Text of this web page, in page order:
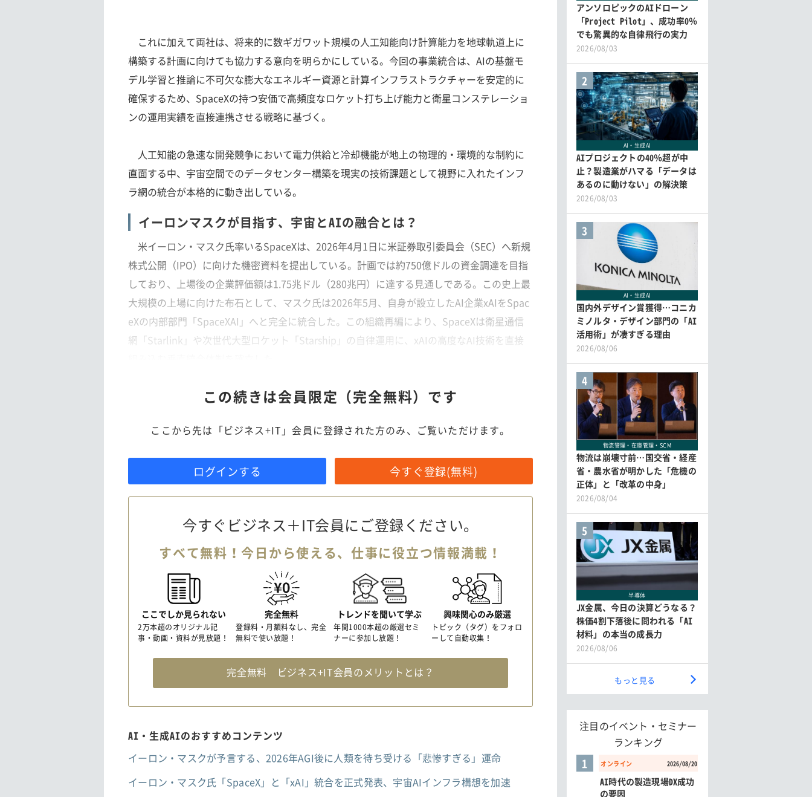
これに加えて両社は、将来的に数ギガワット規模の人工知能向け計算能力を地球軌道上に
構築する計画に向けても協力する意向を明らかにしている。今回の事業統合は、AIの基盤モ
デル学習と推論に不可欠な膨大なエネルギー資源と計算インフラストラクチャーを安定的に
確保するため、SpaceXの持つ安価で高頻度なロケット打ち上げ能力と衛星コンステレーショ
ンの運用実績を直接連携させる戦略に基づく。
人工知能の急速な開発競争において電力供給と冷却機能が地上の物理的・環境的な制約に
直面する中、宇宙空間でのデータセンター構築を現実の技術課題として視野に入れたインフ
ラ網の統合が本格的に動き出している。
イーロンマスクが目指す、宇宙とAIの融合とは？
米イーロン・マスク氏率いるSpaceXは、2026年4月1日に米証券取引委員会（SEC）へ新規
株式公開（IPO）に向けた機密資料を提出している。計画では約750億ドルの資金調達を目指
しており、上場後の企業評価額は1.75兆ドル（280兆円）に達する見通しである。この史上最
大規模の上場に向けた布石として、マスク氏は2026年5月、自身が設立したAI企業xAIをSpac
eXの内部部門「SpaceXAI」へと完全に統合した。この組織再編により、SpaceXは衛星通信
網「Starlink」や次世代大型ロケット「Starship」の自律運用に、xAIの高度なAI技術を直接
この続きは会員限定（完全無料）です
ここから先は「ビジネス+IT」会員に登録された方のみ、ご覧いただけます。
ログインする 今すぐ登録(無料)
今すぐビジネス＋IT会員にご登録ください。
すべて無料！今日から使える、仕事に役立つ情報満載！
ここでしか見られない
2万本超のオリジナル記
事・動画・資料が見放題！
完全無料
登録料・月額料なし、完全
無料で使い放題！
トレンドを聞いて学ぶ
年間1000本超の厳選セミ
ナーに参加し放題！
興味関心のみ厳選
トピック（タグ）をフォロ
ーして自動収集！
完全無料 ビジネス+IT会員のメリットとは？
AI・生成AIのおすすめコンテンツ
イーロン・マスクが予言する、2026年AGI後に人類を待ち受ける「悲惨すぎる」運命
イーロン・マスク氏「SpaceX」と「xAI」統合を正式発表、宇宙AIインフラ構想を加速
アンソロピックのAIドローン
「Project Pilot」、成功率0％
でも驚異的な自律飛行の実力
2026/08/03
2
AI・生成AI
AIプロジェクトの40％超が中
止？製造業がハマる「データは
あるのに動けない」の解決策
2026/08/03
3
AI・生成AI
国内外デザイン賞獲得…コニカ
ミノルタ・デザイン部門の「AI
活用術」が凄すぎる理由
2026/08/06
4
物流管理・在庫管理・SCM
物流は崩壊寸前…国交省・経産
省・農水省が明かした「危機の
正体」と「改革の中身」
2026/08/04
5
半導体
JX金属、今日の決算どうなる？
株価4割下落後に問われる「AI
材料」の本当の成長力
2026/08/06
もっと見る
注目のイベント・セミナー
ランキング
オンライン 2026/08/20
1
AI時代の製造現場DX成功
の要因